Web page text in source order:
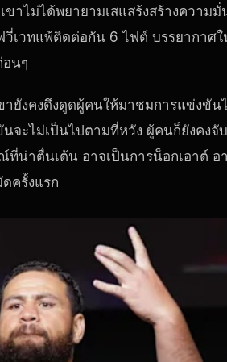
าไม่ได้พยายามเสแสร้งสร้างความ
เวทแพ้ติดต่อกัน 6 ไฟต์ บรรยากาศ
อนๆ
ยังคงดึงดูดผู้คนให้มาชมการแข่งขั
จะไม่เป็นไปตามที่หวัง ผู้คนก็ยังคงจั
ที่น่าตื่นเต้น อาจเป็นการน็อกเอาต์
ครั้งแรก